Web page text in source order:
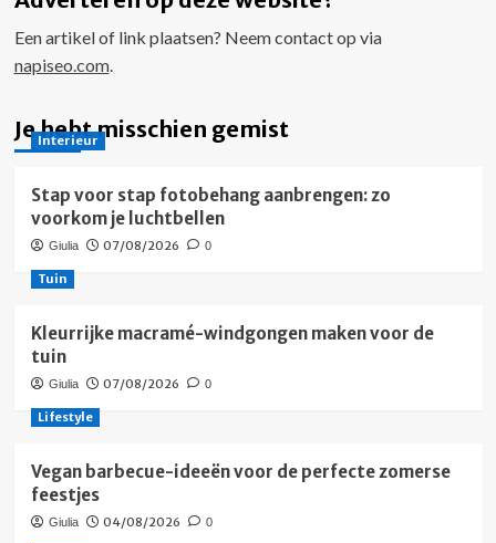
Een artikel of link plaatsen? Neem contact op via
napiseo.com.
Je hebt misschien gemist
Interieur
Stap voor stap fotobehang aanbrengen: zo
voorkom je luchtbellen
Giulia 07/08/2026 0
Tuin
Kleurrijke macramé-windgongen maken voor de
tuin
Giulia 07/08/2026 0
Lifestyle
Vegan barbecue-ideeën voor de perfecte zomerse
feestjes
Giulia 04/08/2026 0